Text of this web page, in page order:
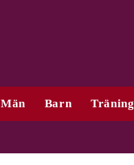
Män Barn Träning